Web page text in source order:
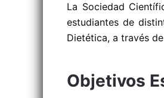
La Sociedad
estudiantes de
Dietética, a través
Objetivos